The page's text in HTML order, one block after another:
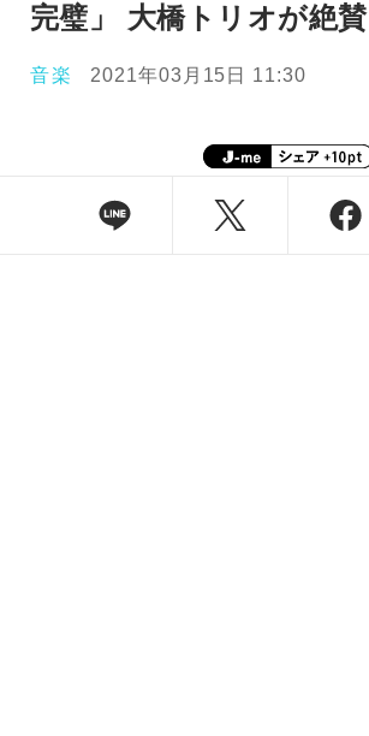
完璧」 大橋トリオが絶賛
音楽 2021年03月15日 11:30